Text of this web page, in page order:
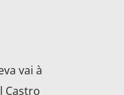
vai à
Castro